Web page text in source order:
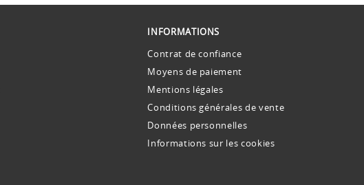
INFORMATIONS
Contrat de confiance
Moyens de paiement
Mentions légales
Conditions générales de vente
Données personnelles
Informations sur les cookies